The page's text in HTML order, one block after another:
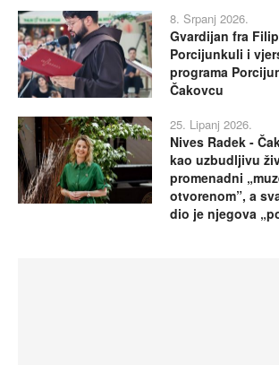
8. Srpanj 2026.
Gvardijan fra
Porcijunkuli i
programa
Čakovcu
25. Lipanj 2026.
Nives Radek -
kao uzbudljivu
promenadni
otvorenom”, a
dio je njegova